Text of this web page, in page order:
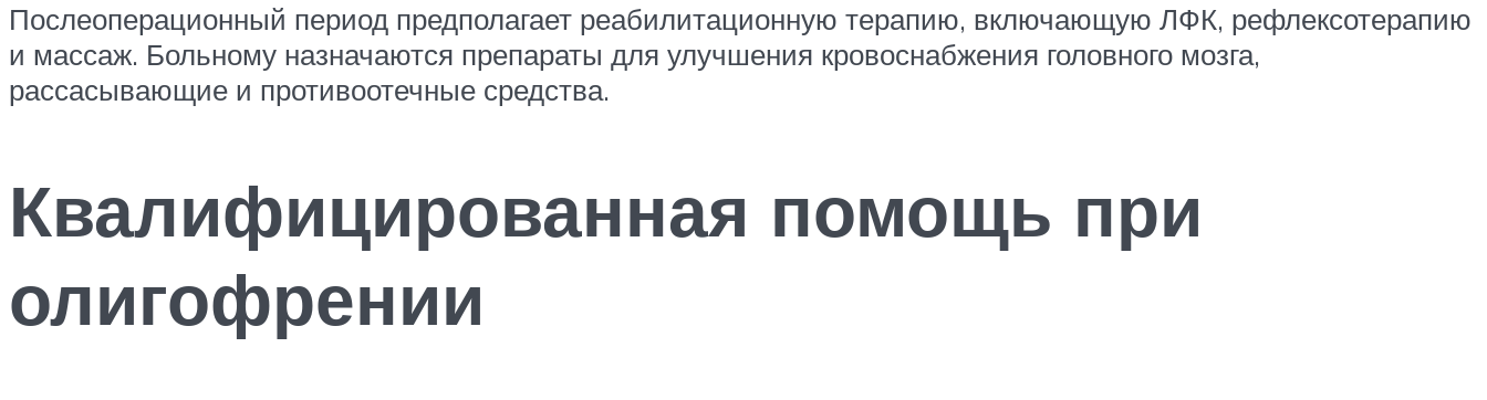
Послеоперационный период предполагает реабилитационную терапию, включающую ЛФК, рефлексотерапию
и массаж. Больному назначаются препараты для улучшения кровоснабжения головного мозга,
рассасывающие и противоотечные средства.
Квалифицированная помощь при
олигофрении